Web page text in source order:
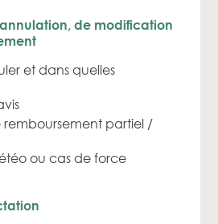
de modification
et dans quelles
remboursement partiel /
ou cas de force